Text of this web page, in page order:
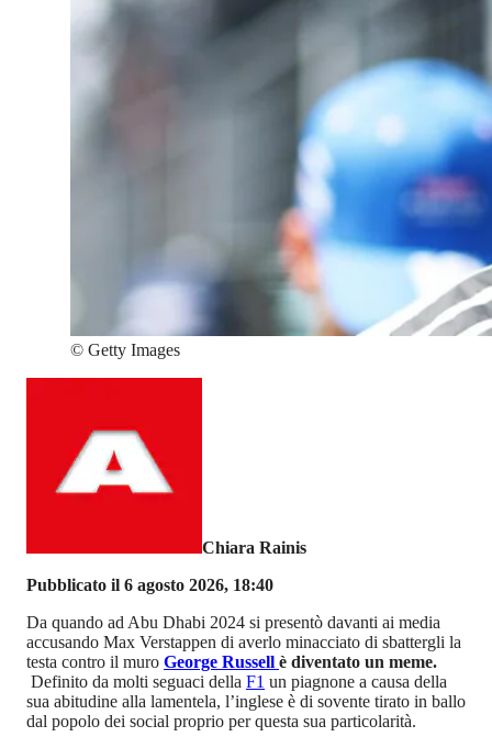
© Getty Images
Chiara Rainis
Pubblicato il 6 agosto 2026, 18:40
Da quando ad Abu Dhabi 2024 si presentò davanti ai media
accusando Max Verstappen di averlo minacciato di sbattergli la
testa contro il muro George Russell è diventato un meme.
Definito da molti seguaci della F1 un piagnone a causa della
sua abitudine alla lamentela, l’inglese è di sovente tirato in ballo
dal popolo dei social proprio per questa sua particolarità.